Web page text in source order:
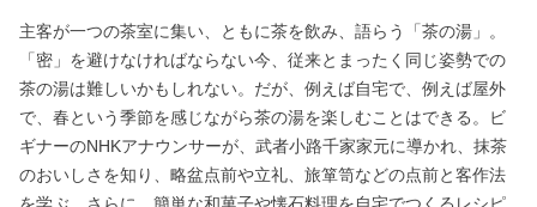
主客が一つの茶室に集い、ともに茶を飲み、語らう「茶の湯」。
「密」を避けなければならない今、従来とまったく同じ姿勢での
茶の湯は難しいかもしれない。だが、例えば自宅で、例えば屋外
で、春という季節を感じながら茶の湯を楽しむことはできる。ビ
ギナーのNHKアナウンサーが、武者小路千家家元に導かれ、抹茶
のおいしさを知り、略盆点前や立礼、旅箪笥などの点前と客作法
を学ぶ。さらに、簡単な和菓子や懐石料理を自宅でつくるレシピ